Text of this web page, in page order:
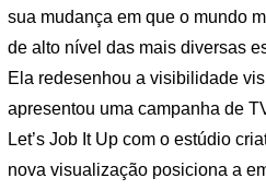
sua mudança em que o mundo
de alto nível das mais diversas
Ela redesenhou a visibilidade
apresentou uma campanha de
Let’s Job It Up com o estúdio
nova visualização posiciona a